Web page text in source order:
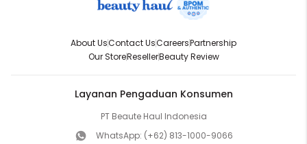
About UsContact UsCareersPartnership
Our StoreResellerBeauty Review
Layanan Pengaduan Konsumen
PT Beaute Haul Indonesia
WhatsApp: (+62) 813-1000-9066